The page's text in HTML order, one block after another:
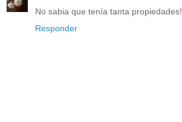
No sabia que tenía tanta propiedades!
Responder